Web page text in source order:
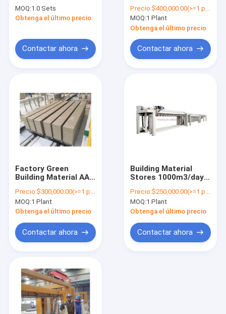
Productos
Sobre nosotros
Block Making
Machine 50000 -
MOQ:1.0 Sets
Obtenga el último precio
Contactar ahora
Machine Production
Line Equipment
Autoclaved Aerated
Concrete Block Plant
Precio:$400,000.00(>=1 plants)
MOQ:1 Plant
Obtenga el último precio
Contactar ahora
Factory Green
Building Material AAC
Manufacturers and
Suppliers Making
Machinery
Machine Light Brick
Plant
Precio:$300,000.00(>=1 plants)
MOQ:1 Plant
Obtenga el último precio
Contactar ahora
Building Material
Stores 1000m3/day
Panel Plant Factory
Supplier Automatic
Block Sand Lime AAC
in Uzbekistan
Precio:$250,000.00(>=1 plants)
MOQ:1 Plant
Obtenga el último precio
Contactar ahora